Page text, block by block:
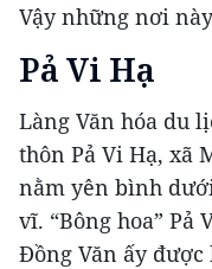
Vậy những nơi
Pả Vi Hạ
Làng Văn hóa du
thôn Pả Vi Hạ, xã
nằm yên bình
vĩ. “Bông hoa” Pả
Đồng Văn ấy